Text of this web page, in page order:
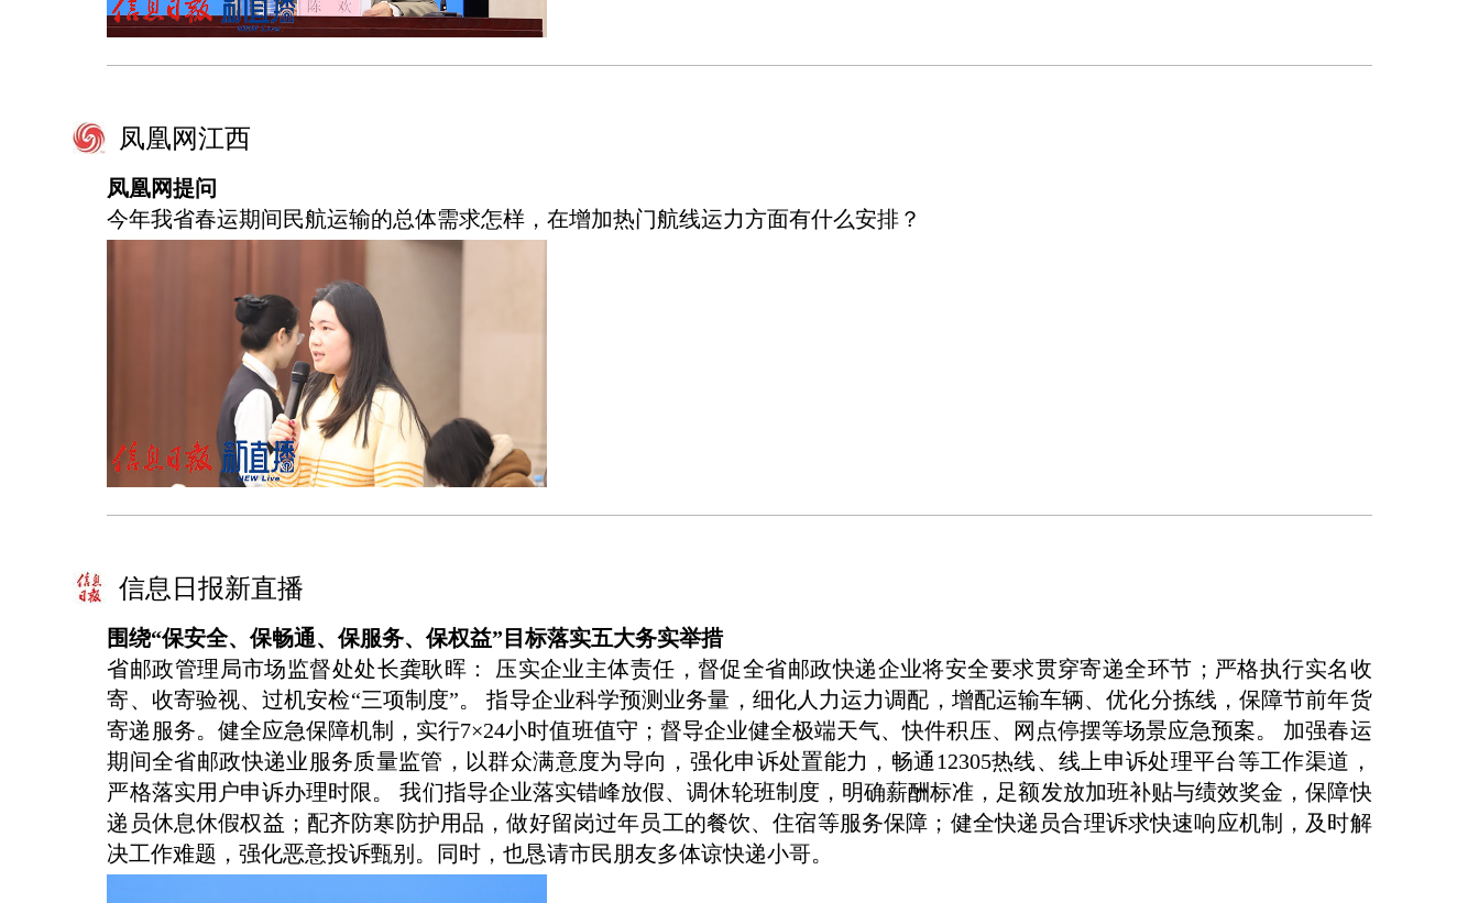
凤凰网江西
凤凰网提问
今年我省春运期间民航运输的总体需求怎样，在增加热门航线运力方面有什么安排？
信息日报新直播
围绕“保安全、保畅通、保服务、保权益”目标落实五大务实举措
省邮政管理局市场监督处处长龚耿晖： 压实企业主体责任，督促全省邮政快递企业将安全要求贯穿寄递全环节；严格执行实名收
寄、收寄验视、过机安检“三项制度”。 指导企业科学预测业务量，细化人力运力调配，增配运输车辆、优化分拣线，保障节前年货
寄递服务。健全应急保障机制，实行7×24小时值班值守；督导企业健全极端天气、快件积压、网点停摆等场景应急预案。 加强春运
期间全省邮政快递业服务质量监管，以群众满意度为导向，强化申诉处置能力，畅通12305热线、线上申诉处理平台等工作渠道，
严格落实用户申诉办理时限。 我们指导企业落实错峰放假、调休轮班制度，明确薪酬标准，足额发放加班补贴与绩效奖金，保障快
递员休息休假权益；配齐防寒防护用品，做好留岗过年员工的餐饮、住宿等服务保障；健全快递员合理诉求快速响应机制，及时解
决工作难题，强化恶意投诉甄别。同时，也恳请市民朋友多体谅快递小哥。